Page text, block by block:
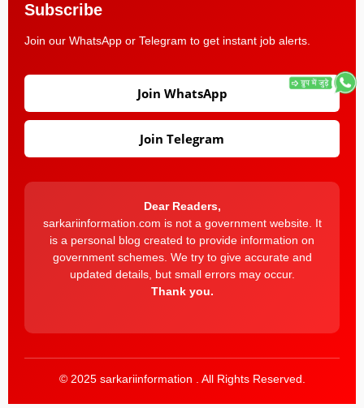
Subscribe
Join our WhatsApp or Telegram to get instant job alerts.
Join WhatsApp
Join Telegram
Dear Readers,
sarkariinformation.com is not a government website. It
is a personal blog created to provide information on
government schemes. We try to give accurate and
updated details, but small errors may occur.
Thank you.
© 2025 sarkariinformation . All Rights Reserved.